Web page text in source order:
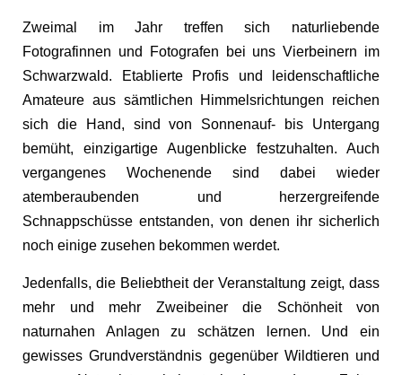
Zweimal im Jahr treffen sich naturliebende
Fotografinnen und Fotografen bei uns Vierbeinern im
Schwarzwald. Etablierte Profis und leidenschaftliche
Amateure aus sämtlichen Himmelsrichtungen reichen
sich die Hand, sind von Sonnenauf- bis Untergang
bemüht, einzigartige Augenblicke festzuhalten. Auch
vergangenes Wochenende sind dabei wieder
atemberaubenden und herzergreifende
Schnappschüsse entstanden, von denen ihr sicherlich
noch einige zusehen bekommen werdet.
Jedenfalls, die Beliebtheit der Veranstaltung zeigt, dass
mehr und mehr Zweibeiner die Schönheit von
naturnahen Anlagen zu schätzen lernen. Und ein
gewisses Grundverständnis gegenüber Wildtieren und